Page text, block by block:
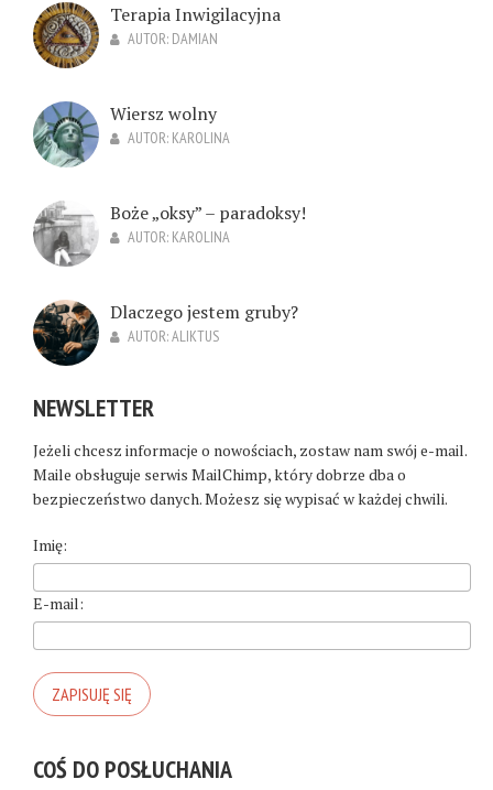
Terapia Inwigilacyjna
AUTOR: DAMIAN
Wiersz wolny
AUTOR: KAROLINA
Boże „oksy” – paradoksy!
AUTOR: KAROLINA
Dlaczego jestem gruby?
AUTOR:ALIKTUS
NEWSLETTER
Jeżeli chcesz informacje o nowościach, zostaw nam swój e-mail.
Maile obsługuje serwis MailChimp, który dobrze dba o
bezpieczeństwo danych. Możesz się wypisać w każdej chwili.
Imię:
E-mail:
COŚ DO POSŁUCHANIA